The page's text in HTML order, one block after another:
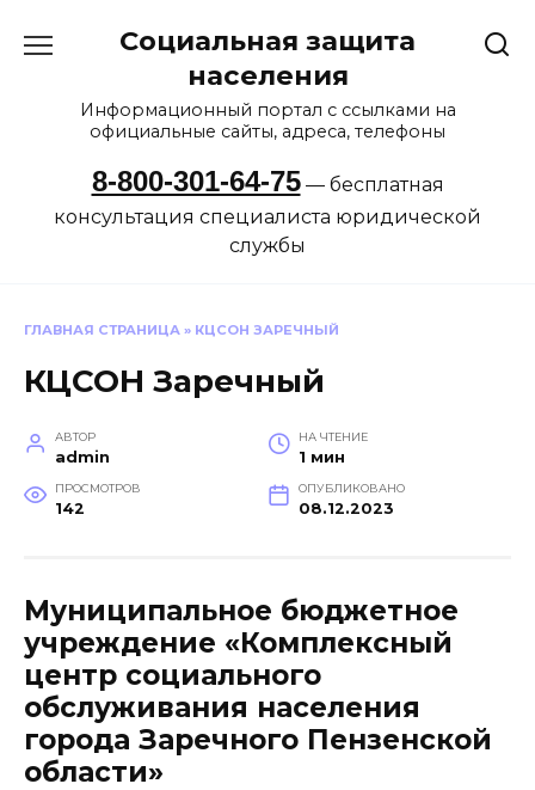
Социальная защита
населения
Информационный портал с ссылками на
официальные сайты, адреса, телефоны
8-800-301-64-75— бесплатная
консультация специалиста юридической
службы
ГЛАВНАЯ СТРАНИЦА » КЦСОН ЗАРЕЧНЫЙ
КЦСОН Заречный
АВТОР
admin
НА ЧТЕНИЕ
1 мин
ПРОСМОТРОВ
142
ОПУБЛИКОВАНО
08.12.2023
Муниципальное бюджетное
учреждение «Комплексный
центр социального
обслуживания населения
города Заречного Пензенской
области»